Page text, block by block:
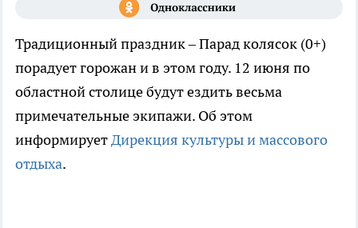
Традиционный праздник – Парад колясок (0+)
порадует горожан и в этом году. 12 июня по
областной столице будут ездить весьма
примечательные экипажи. Об этом
информируетДирекция культуры и массового
отдыха.